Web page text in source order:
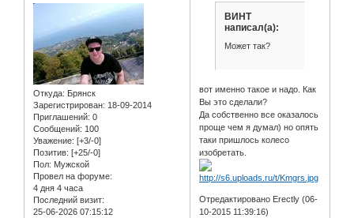
Откуда: Брянск
Зарегистрирован: 18-09-2014
Приглашений: 0
Сообщений: 100
Уважение: [+3/-0]
Позитив: [+25/-0]
Пол: Мужской
Провел на форуме:
4 дня 4 часа
Последний визит:
25-06-2026 07:15:12
ВИНТ
написал(а):
Может так?
вот именно такое и надо. Как
Вы это сделали?
Да собственно все оказалось
проще чем я думал) но опять
таки пришлось колесо
изобретать.
Отредактировано Erectly (06-
10-2015 11:39:16)